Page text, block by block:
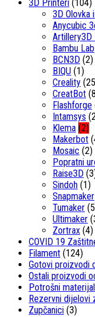
3D Printeri (104)
3D Olovka
Anycubic
Artillery3D
Bambu Lab
BCN3D (2)
BIQU (1)
Creality
CreatBot
Flashforge
Intamsys
Klema (2)
Makerbot
Mosaic (2)
Popratni
Raise3D
Sindoh (1)
Snapmaker
Tumaker
Ultimaker
Zortrax (4)
COVID 19
Filament (124)
Gotovi proizvodi
Ostali proizvodi
Potrošni
Rezervni dijelovi
Zupčanici (3)